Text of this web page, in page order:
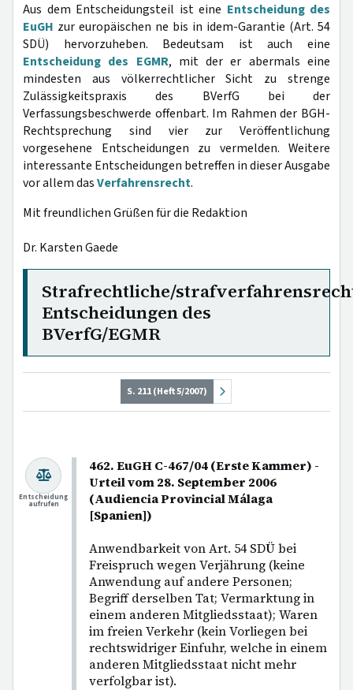
Aus dem Entscheidungsteil ist eine Entscheidung des
EuGH zur europäischen ne bis in idem-Garantie (Art. 54
SDÜ) hervorzuheben. Bedeutsam ist auch eine
Entscheidung des EGMR, mit der er abermals eine
mindesten aus völkerrechtlicher Sicht zu strenge
Zulässigkeitspraxis des BVerfG bei der
Verfassungsbeschwerde offenbart. Im Rahmen der BGH-
Rechtsprechung sind vier zur Veröffentlichung
vorgesehene Entscheidungen zu vermelden. Weitere
interessante Entscheidungen betreffen in dieser Ausgabe
vor allem dasVerfahrensrecht.
Mit freundlichen Grüßen für die Redaktion
Dr. Karsten Gaede
Strafrechtliche/
Entscheidungen des
BVerfG/EGMR
S. 211 (Heft 5/2007)
462. EuGH C-467/04 (Erste Kammer) -
Urteil vom 28. September 2006
(Audiencia Provincial Málaga
[Spanien])
Anwendbarkeit von Art. 54 SDÜ bei
Freispruch wegen Verjährung (keine
Anwendung auf andere Personen;
Begriff derselben Tat; Vermarktung in
einem anderen Mitgliedsstaat); Waren
im freien Verkehr (kein Vorliegen bei
rechtswidriger Einfuhr, welche in einem
anderen Mitgliedsstaat nicht mehr
verfolgbar ist).
Entscheidung
aufrufen